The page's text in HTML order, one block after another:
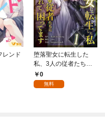
レンド
堕落聖女に転生した
私、3人の従者たちに
抱かれて困ってます 第
1話
0
無料